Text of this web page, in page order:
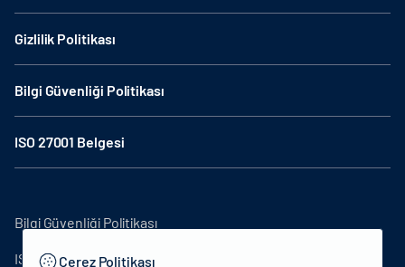
Gizlilik Politikası
Bilgi Güvenliği Politikası
ISO 27001 Belgesi
Bilgi Güvenliği Politikası
ISO27001Çerez Politikası